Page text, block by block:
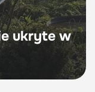
ukryte w